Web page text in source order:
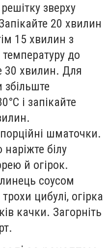
зверху
20 хвилин
15 хвилин з
до
30 хвилин. Для
збільште
і запікайте
шматочки.
білу
й огірок.
соусом
цибулі, огірка
качки. Загорніть